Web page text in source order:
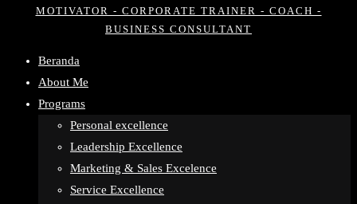
MOTIVATOR - CORPORATE TRAINER - COACH -
BUSINESS CONSULTANT
Beranda
About Me
Programs
Personal excellence
Leadership Excellence
Marketing & Sales Excelence
Service Excellence